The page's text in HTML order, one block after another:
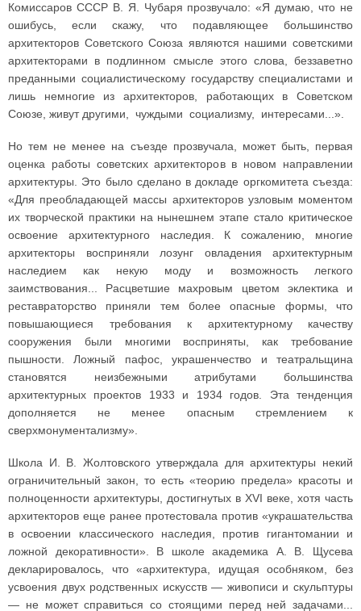
Комиссаров СССР В. Я. Чубаря прозвучало: «Я думаю, что не
ошибусь, если скажу, что подавляющее большинство
архитекторов Советского Союза являются нашими советскими
архитекторами в подлинном смысле этого слова, беззаветно
преданными социалистическому государству специалистами и
лишь немногие из архитекторов, работающих в Советском
Союзе, живут другими, чуждыми социализму, интересами...».
Но тем не менее на съезде прозвучала, может быть, первая
оценка работы советских архитекторов в новом направлении
архитектуры. Это было сделано в докладе оргкомитета съезда:
«Для преобладающей массы архитекторов узловым моментом
их творческой практики на нынешнем этапе стало критическое
освоение архитектурного наследия. К сожалению, многие
архитекторы восприняли лозунг овладения архитектурным
наследием как некую моду и возможность легкого
заимствования... Расцветшие махровым цветом эклектика и
реставраторство приняли тем более опасные формы, что
повышающиеся требования к архитектурному качеству
сооружения были многими восприняты, как требование
пышности. Ложный пафос, украшенчество и театральщина
становятся неизбежными атрибутами большинства
архитектурных проектов 1933 и 1934 годов. Эта тенденция
дополняется не менее опасным стремлением к
сверхмонументализму».
Школа И. В. Жолтовского утверждала для архитектуры некий
ограничительный закон, то есть «теорию предела» красоты и
полноценности архитектуры, достигнутых в XVI веке, хотя часть
архитекторов еще ранее протестовала против «украшательства
в освоении классического наследия, против гигантомании и
ложной декоративности». В школе академика А. В. Щусева
декларировалось, что «архитектура, идущая особняком, без
усвоения двух родственных искусств — живописи и скульптуры
— не может справиться со стоящими перед ней задачами...